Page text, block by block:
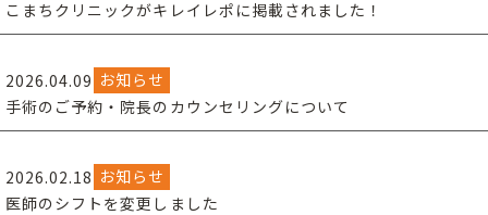
こまちクリニックがキレイレポに掲載されました！
2026.04.09 お知らせ
手術のご予約・院長のカウンセリングについて
2026.02.18 お知らせ
医師のシフトを変更しました